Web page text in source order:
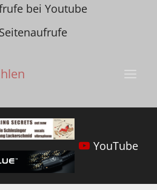
bei Youtube
YouTube